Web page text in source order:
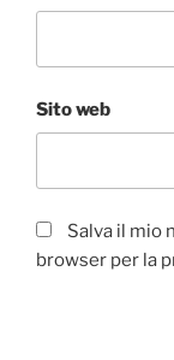
Sito web
Salva il mio
browser per la